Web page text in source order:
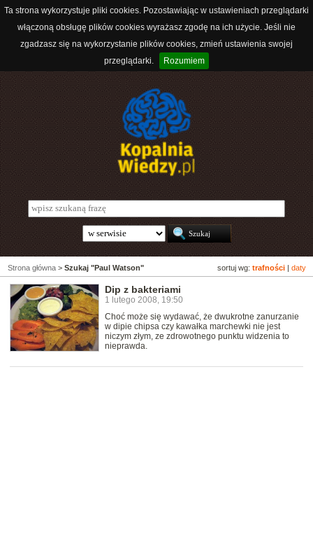
Ta strona wykorzystuje pliki cookies. Pozostawiając w ustawieniach przeglądarki
włączoną obsługę plików cookies wyrażasz zgodę na ich użycie. Jeśli nie
zgadzasz się na wykorzystanie plików cookies, zmień ustawienia swojej
przeglądarki.
Rozumiem
sortuj wg: trafności daty
Strona główna > Szukaj "Paul Watson"
Dip z bakteriami
1 lutego 2008, 19:50
Choć może się wydawać, że dwukrotne zanurzanie
w dipie chipsa czy kawałka marchewki nie jest
niczym złym, ze zdrowotnego punktu widzenia to
nieprawda.